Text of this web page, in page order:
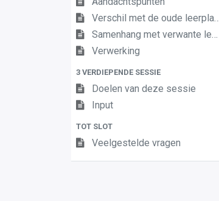
Verschil met de oude leerplannen
Samenhang met verwante leerplannen
Verwerking
3 VERDIEPENDE SESSIE
Doelen van deze sessie
Input
TOT SLOT
Veelgestelde vragen